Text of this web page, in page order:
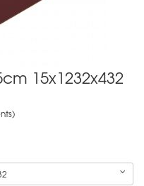
15x1232x432